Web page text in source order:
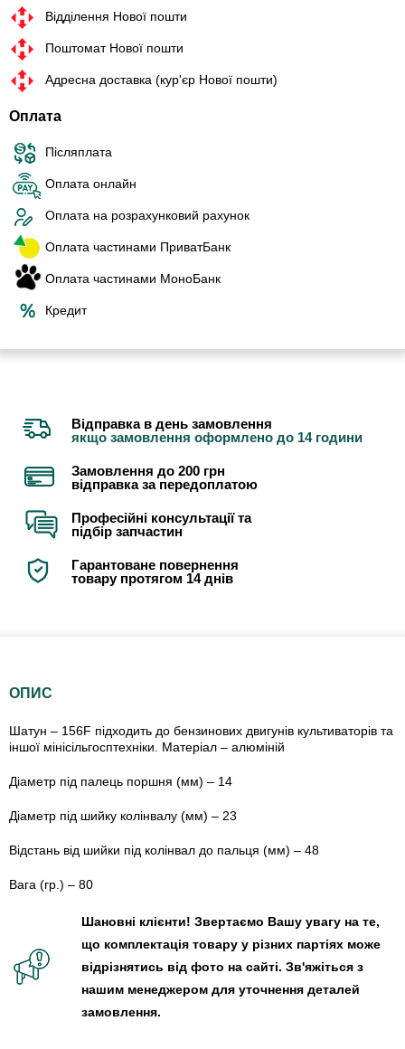
Відділення Нової пошти
Поштомат Нової пошти
Адресна доставка (кур'єр Нової пошти)
Оплата
Післяплата
Оплата онлайн
Оплата на розрахунковий рахунок
Оплата частинами ПриватБанк
Оплата частинами МоноБанк
Кредит
Відправка в день замовлення
якщо замовлення оформлено до 14 години
Замовлення до 200 грн
відправка за передоплатою
Професійні консультації та
підбір запчастин
Гарантоване повернення
товару протягом 14 днів
ОПИС
Шатун – 156F підходить до бензинових двигунів культиваторів та
іншої мінісільгосптехніки. Матеріал – алюміній
Діаметр під палець поршня (мм) – 14
Діаметр під шийку колінвалу (мм) – 23
Відстань від шийки під колінвал до пальця (мм) – 48
Вага (гр.) – 80
Шановні клієнти! Звертаємо Вашу увагу на те,
що комплектація товару у різних партіях може
відрізнятись від фото на сайті. Зв'яжіться з
нашим менеджером для уточнення деталей
замовлення.